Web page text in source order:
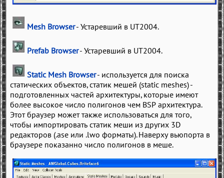
Mesh Browser- Устаревший в UT2004.
Prefab Browser- Устаревший в UT2004.
Static Mesh Browser- используется для поиска
статических объектов, статик мешей (static meshes) -
подготовленных частей архитектуры, которые имеют
более высокое число полигонов чем BSP архитектура.
Этот браузер может также использоваться для того,
чтобы импортировать статик меши из других 3D
редакторов (.ase или .lwo форматы). Наверху вьюпорта в
браузере показанно число полигонов в меше.